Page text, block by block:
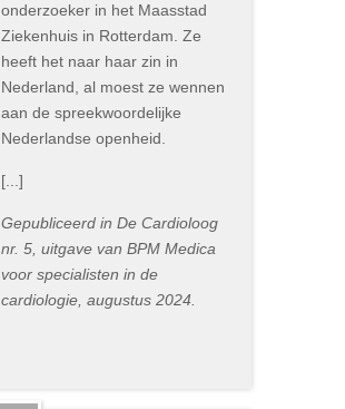
onderzoeker in het Maasstad
Ziekenhuis in Rotterdam. Ze
heeft het naar haar zin in
Nederland, al moest ze wennen
aan de spreekwoordelijke
Nederlandse openheid.
[...]
Gepubliceerd in De Cardioloog
nr. 5, uitgave van BPM Medica
voor specialisten in de
cardiologie, augustus 2024.